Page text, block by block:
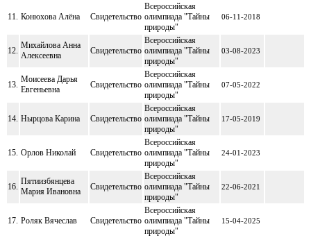
11. Конюхова Алёна Свидетельство
Всероссийская
олимпиада "Тайны
природы"
06-11-2018
12.
Михайлова Анна
Алексеевна
Свидетельство
Всероссийская
олимпиада "Тайны
природы"
03-08-2023
13.
Моисеева Дарья
Евгеньевна
Свидетельство
Всероссийская
олимпиада "Тайны
природы"
07-05-2022
14. Нырцова Карина Свидетельство
Всероссийская
олимпиада "Тайны
природы"
17-05-2019
15. Орлов Николай Свидетельство
Всероссийская
олимпиада "Тайны
природы"
24-01-2023
16.
Пятиизбянцева
Мария Ивановна
Свидетельство
Всероссийская
олимпиада "Тайны
природы"
22-06-2021
17. Роляк Вячеслав Свидетельство
Всероссийская
олимпиада "Тайны
природы"
15-04-2025